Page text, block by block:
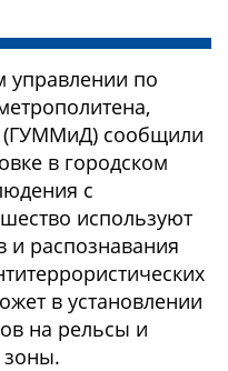
управлении по
(ГУММиД) сообщили
в городском
с
используют
и распознавания
в установлении
на рельсы и